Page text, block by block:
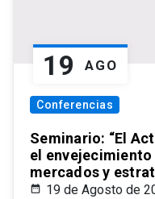
19 AGO
Conferencias
Seminario: “El
el
mercados y
19 de Agosto de